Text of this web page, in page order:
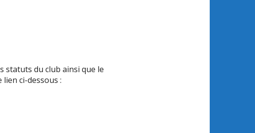
statuts du club ainsi que le
ci-dessous :